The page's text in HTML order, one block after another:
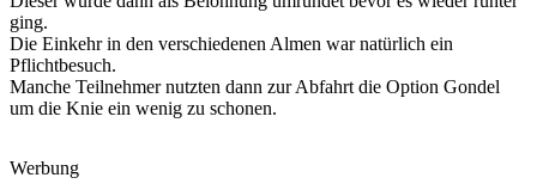
ging.
Die Einkehr in den verschiedenen Almen war natürlich ein
Pflichtbesuch.
Manche Teilnehmer nutzten dann zur Abfahrt die Option Gondel
um die Knie ein wenig zu schonen.
Werbung